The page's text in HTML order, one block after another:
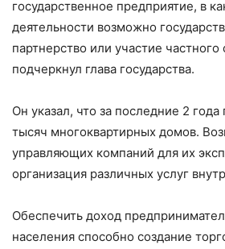
государственное предприятие, в
деятельности возможно
партнерство или участие
подчеркнул глава государства.
Он указал, что за последние 2
тысяч многоквартирных домов.
управляющих компаний для их
организация различных услуг
Обеспечить доход
населения способно создание